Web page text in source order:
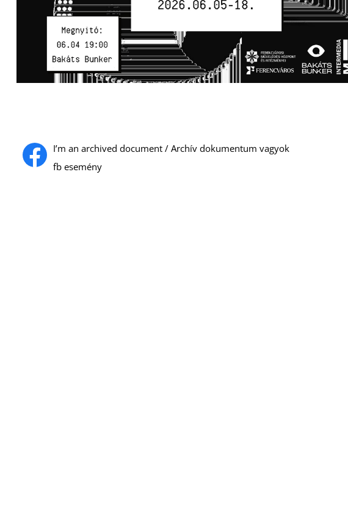
I’m an archived document / Archív dokumentum vagyok
fb esemény